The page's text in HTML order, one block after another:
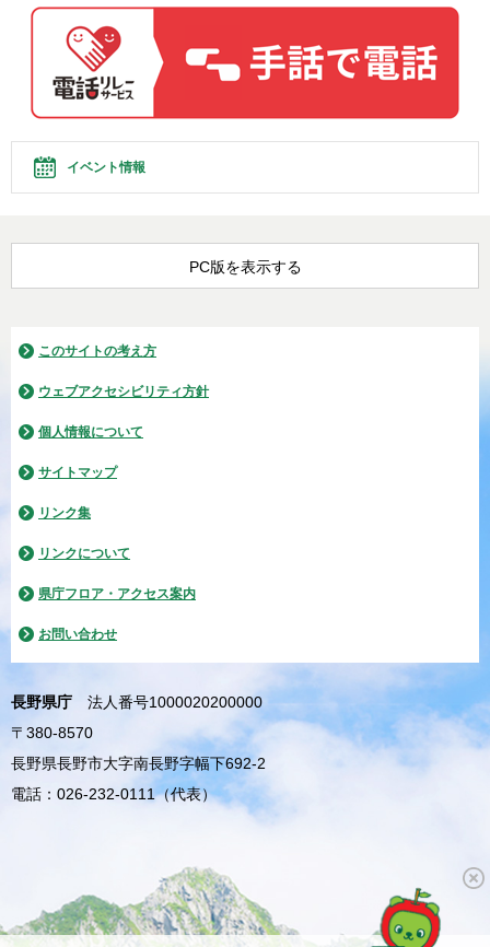
イベント情報
PC版を表示する
このサイトの考え方
ウェブアクセシビリティ方針
個人情報について
サイトマップ
リンク集
リンクについて
県庁フロア・アクセス案内
お問い合わせ
長野県庁
法人番号1000020200000
〒380-8570
長野県長野市大字南長野字幅下692-2
電話：026-232-0111（代表）